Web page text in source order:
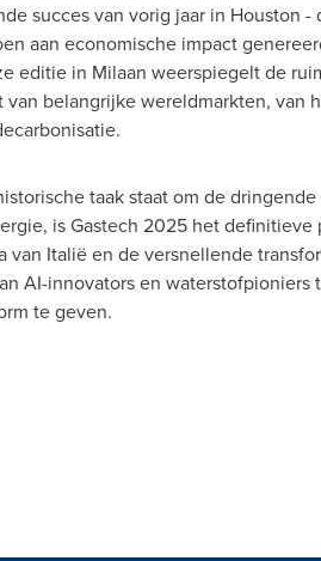
succes van vorig jaar in Houston -
aan economische impact
editie in Milaan weerspiegelt de
belangrijke wereldmarkten, van
taak staat om de
is Gastech 2025 het
Italië en de versnellende
AI-innovators en waterstofpioniers
te geven.